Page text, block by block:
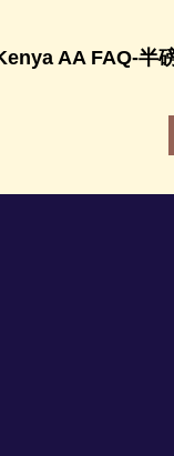
AA FAQ-半